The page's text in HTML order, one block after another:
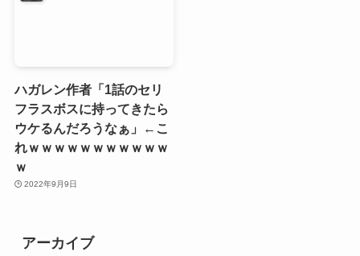
ハガレン作者「1話のセリ
フラスボスに持ってきたら
ウケるんだろうなぁ」←こ
れｗｗｗｗｗｗｗｗｗｗｗ
ｗ
2022年9月9日
アーカイブ